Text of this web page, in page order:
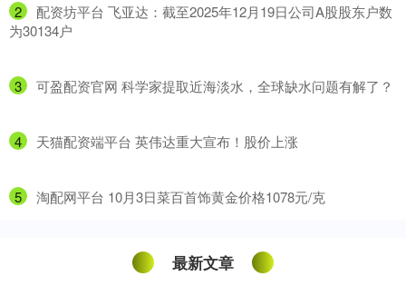
2
​配资坊平台 飞亚达：截至2025年12月19日公司A股股东户数
为30134户
3 ​可盈配资官网 科学家提取近海淡水，全球缺水问题有解了？
4 ​天猫配资端平台 英伟达重大宣布！股价上涨
5 ​淘配网平台 10月3日菜百首饰黄金价格1078元/克
最新文章